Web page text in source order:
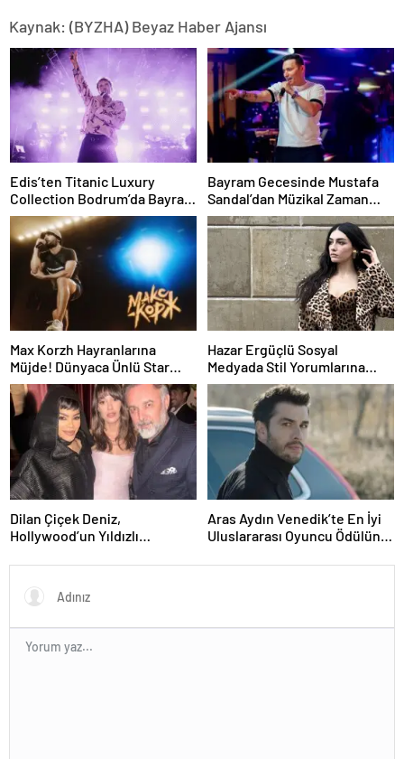
Kaynak: (BYZHA) Beyaz Haber Ajansı
Edis’ten Titanic Luxury
Collection Bodrum’da Bayram
Gecesine Damga Vuran
Performans
Bayram Gecesinde Mustafa
Sandal’dan Müzikal Zaman
Yolculuğu
Max Korzh Hayranlarına
Müjde! Dünyaca Ünlü Star
İstanbul’da Canlı
Performansla Hayranlarıyla
Buluşuyor
Hazar Ergüçlü Sosyal
Medyada Stil Yorumlarına
Neden Oldu
Dilan Çiçek Deniz,
Hollywood’un Yıldızlı
Aras Aydın Venedik’te En İyi
Uluslararası Oyuncu Ödülünü